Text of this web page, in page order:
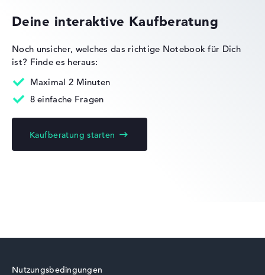
Lenovo Yoga
Deine interaktive Kaufberatung
Noch unsicher, welches das richtige Notebook für Dich
ist? Finde es heraus:
Maximal 2 Minuten
8 einfache Fragen
Kaufberatung starten
Nutzungsbedingungen